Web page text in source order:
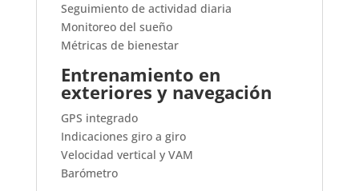
Seguimiento de actividad diaria
Monitoreo del sueño
Métricas de bienestar
Entrenamiento en
exteriores y navegación
GPS integrado
Indicaciones giro a giro
Velocidad vertical y VAM
Barómetro